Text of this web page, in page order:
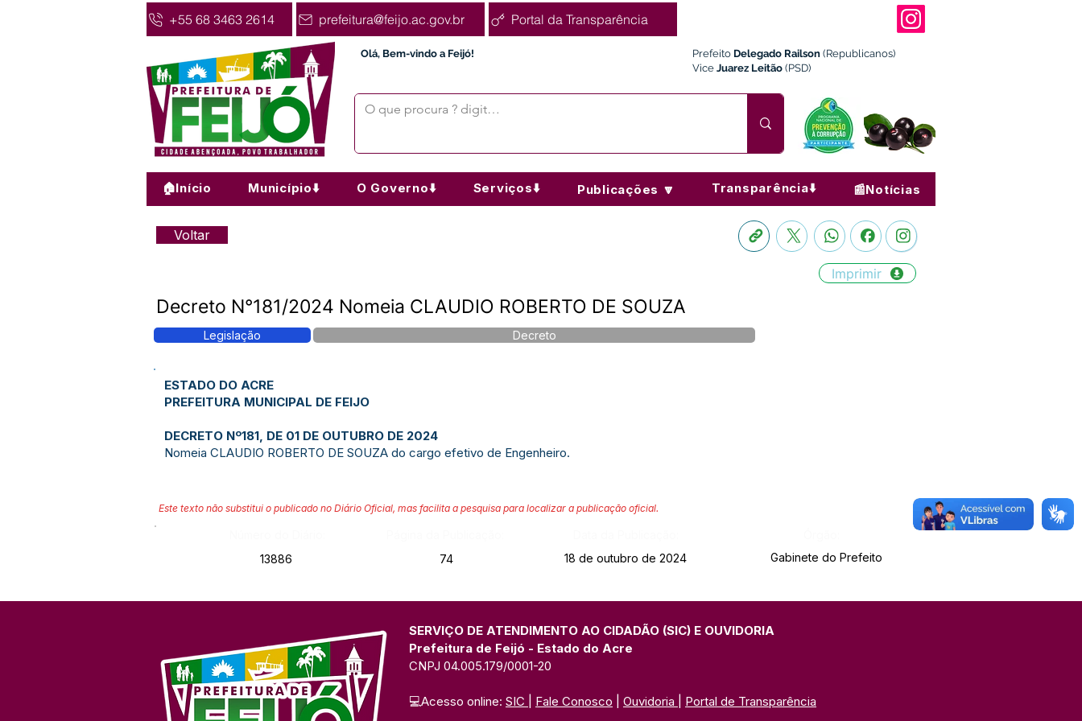
+55 68 3463 2614 prefeitura@feijo.ac.gov.br Portal da Transparência
Olá, Bem-vindo a Feijó! Prefeito Delegado Railson (Republicanos)
Vice Juarez Leitão (PSD)
🏠Início Município⬇️ O Governo⬇️ Serviços⬇️ Publicações 🔽 Transparência⬇️ 📰Notícias
Voltar
Imprimir
Decreto N°181/2024 Nomeia CLAUDIO ROBERTO DE SOUZA
Legislação Decreto
ESTADO DO ACRE
PREFEITURA MUNICIPAL DE FEIJO
DECRETO Nº181, DE 01 DE OUTUBRO DE 2024
Nomeia CLAUDIO ROBERTO DE SOUZA do cargo efetivo de Engenheiro.
Este texto não substitui o publicado no Diário Oficial, mas facilita a pesquisa para localizar a publicação oficial.
13886
74 18 de outubro de 2024 Gabinete do Prefeito
SERVIÇO DE ATENDIMENTO AO CIDADÃO (SIC) E OUVIDORIA
Prefeitura de Feijó - Estado do Acre
CNPJ 04.005.179/0001-20
💻Acesso online: SIC Fale Conosco Ouvidoria Portal de Transparência